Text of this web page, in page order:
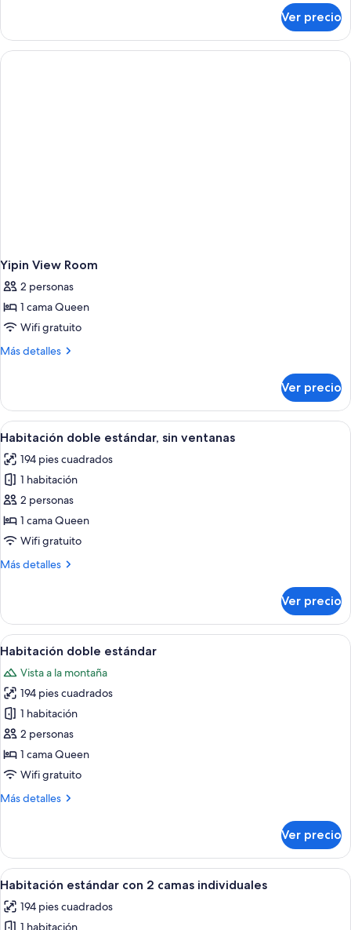
Double
Room-
No
Ver precio
Yipin View Room
2 personas
1 cama Queen
Wifi gratuito
Más detalles
Más
View
Room
Ver precio
Abrir
todas
las
fotos
de
Habitación
doble
sin
Una habitación de hotel con cama,
12
Habitación doble estándar, sin ventanas
194 pies cuadrados
1 habitación
2 personas
1 cama Queen
Wifi gratuito
Más detalles
Más
doble
estándar,
sin
Ver precio
Abrir
todas
las
fotos
de
Habitación
doble
estándar
Habitación de hotel con cama,
11
Habitación doble estándar
Vista a la montaña
194 pies cuadrados
1 habitación
2 personas
1 cama Queen
Wifi gratuito
Más detalles
Más
doble
estándar
Ver precio
Abrir
todas
las
Una habitación de hotel con dos
7
Habitación estándar con 2 camas individuales
194 pies cuadrados
1 habitación